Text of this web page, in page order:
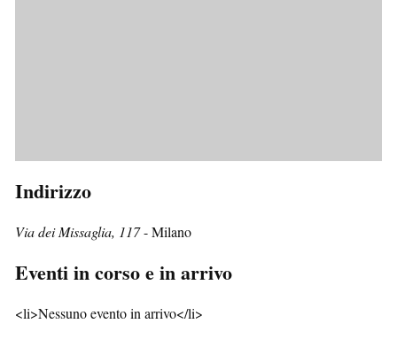
Indirizzo
Via dei Missaglia, 117- Milano
Eventi in corso e in arrivo
<li>Nessuno evento in arrivo</li>